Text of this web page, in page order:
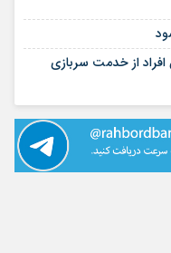
از خدمت سربازی